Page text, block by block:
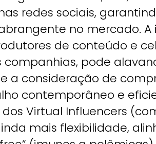
redes sociais,
no mercado. A
de conteúdo e
pode
a consideração de
contemporâneo e
Virtual Influencers
mais flexibilidade,